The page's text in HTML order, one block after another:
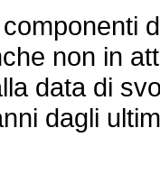
non in
data di
dagli